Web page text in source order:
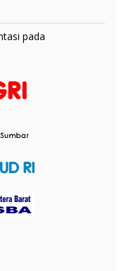
pada